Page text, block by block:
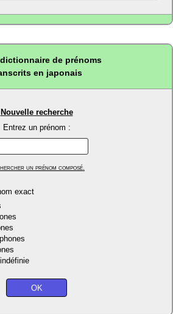
de prénoms
en japonais
Nouvelle recherche
Entrez un prénom :
un prénom composé.
exact